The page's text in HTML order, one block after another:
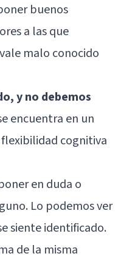
buenos
a las que
malo conocido
y no debemos
encuentra en un
cognitiva
en duda o
Lo podemos ver
siente identificado.
de la misma